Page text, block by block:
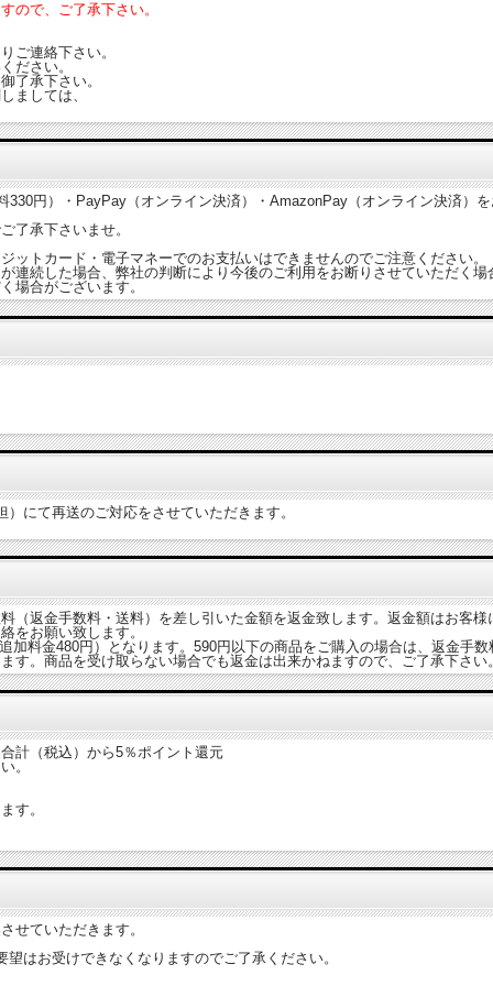
ので、ご了承下さい。
ご連絡下さい。
ださい。
了承下さい。
ましては、
円）・PayPay（オンライン決済）・AmazonPay（オンライン決済）
了承下さいませ。
トカード・電子マネーでのお支払いはできませんのでご注意ください。
連続した場合、弊社の判断により今後のご利用をお断りさせていただく
場合がございます。
にて再送のご対応をさせていただきます。
（返金手数料・送料）を差し引いた金額を返金致します。返金額はお客
をお願い致します。
料金480円）となります。590円以下の商品をご購入の場合は、返金手
す。商品を受け取らない場合でも返金は出来かねますので、ご了承下さい
計（税込）から5％ポイント還元
。
す。
せていただきます。
はお受けできなくなりますのでご了承ください。